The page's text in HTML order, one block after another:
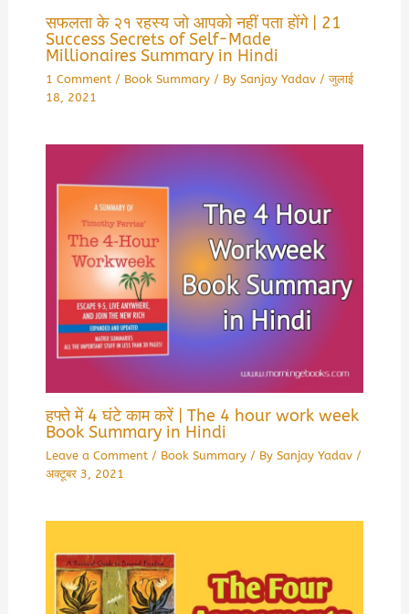
सफलता के २१ रहस्य जो आपको नहीं पता होंगे | 21
Success Secrets of Self-Made
Millionaires Summary in Hindi
1 Comment / Book Summary/ By Sanjay Yadav /जुलाई
18, 2021
हफ्ते में 4 घंटे काम करें | The 4 hour work week
Book Summary in Hindi
Leave a Comment / Book Summary/ By Sanjay Yadav /
अक्टूबर 3, 2021